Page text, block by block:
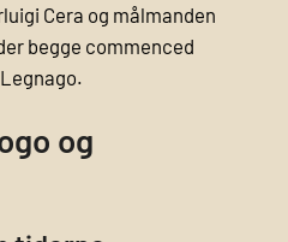
Cera og målmanden
begge commenced
og